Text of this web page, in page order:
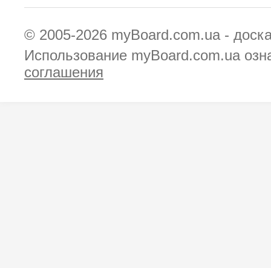
© 2005-2026 myBoard.com.ua -
Использование myBoard.com.ua
соглашения